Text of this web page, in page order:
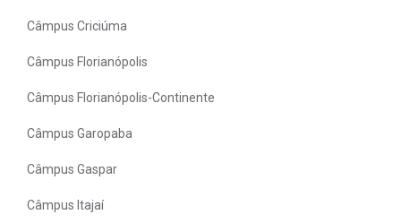
Câmpus Criciúma
Câmpus Florianópolis
Câmpus Florianópolis-Continente
Câmpus Garopaba
Câmpus Gaspar
Câmpus Itajaí